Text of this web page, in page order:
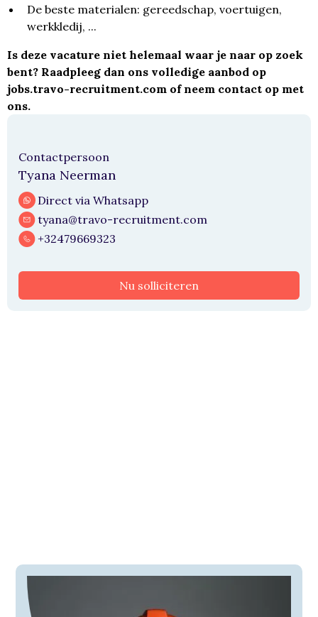
De beste materialen: gereedschap, voertuigen,
werkkledij, ...
Is deze vacature niet helemaal waar je naar op zoek
bent? Raadpleeg dan ons volledige aanbod op
jobs.travo-recruitment.com of neem contact op met
ons.
Contactpersoon
Tyana Neerman
Direct via Whatsapp
tyana@travo-recruitment.com
+32479669323
Nu solliciteren